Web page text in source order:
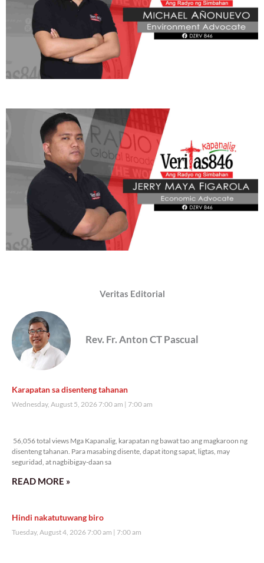
Veritas Editorial
Rev. Fr. Anton CT Pascual
Karapatan sa disenteng tahanan
Wednesday, August 5, 2026 7:00 am 7:00 am
56,056 total views Mga Kapanalig, karapatan ng bawat tao ang magkaroon ng
disenteng tahanan. Para masabing disente, dapat itong sapat, ligtas, may
seguridad, at nagbibigay-daan sa
READ MORE »
Hindi nakatutuwang biro
Tuesday, August 4, 2026 7:00 am 7:00 am